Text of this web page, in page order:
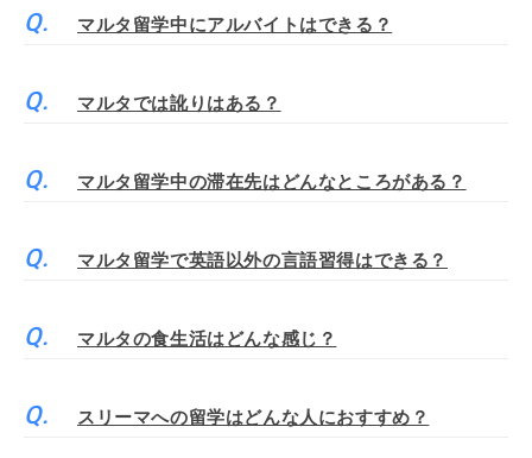
マルタ留学中にアルバイトはできる？
マルタでは訛りはある？
マルタ留学中の滞在先はどんなところがある？
マルタ留学で英語以外の言語習得はできる？
マルタの食生活はどんな感じ？
スリーマへの留学はどんな人におすすめ？